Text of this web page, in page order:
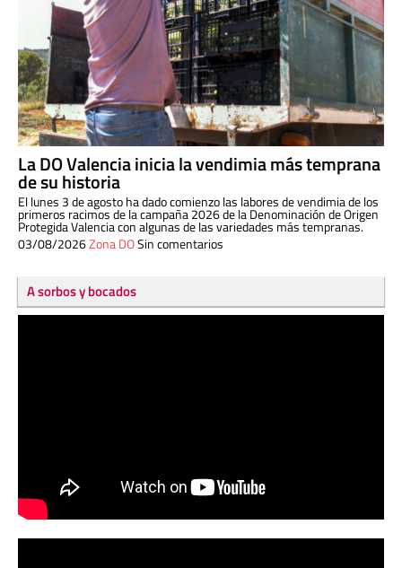
La DO Valencia inicia la vendimia más temprana
de su historia
El lunes 3 de agosto ha dado comienzo las labores de vendimia de los
primeros racimos de la campaña 2026 de la Denominación de Origen
Protegida Valencia con algunas de las variedades más tempranas.
03/08/2026Zona DOSin comentarios
A sorbos y bocados